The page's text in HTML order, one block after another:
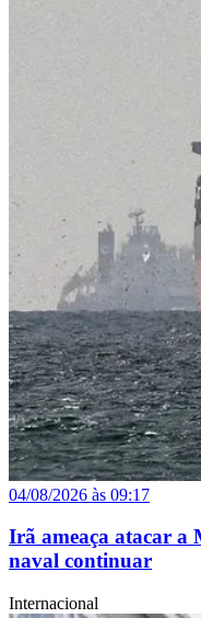
04/08/2026 às 09:17
Irã ameaça atacar a
naval continuar
Internacional